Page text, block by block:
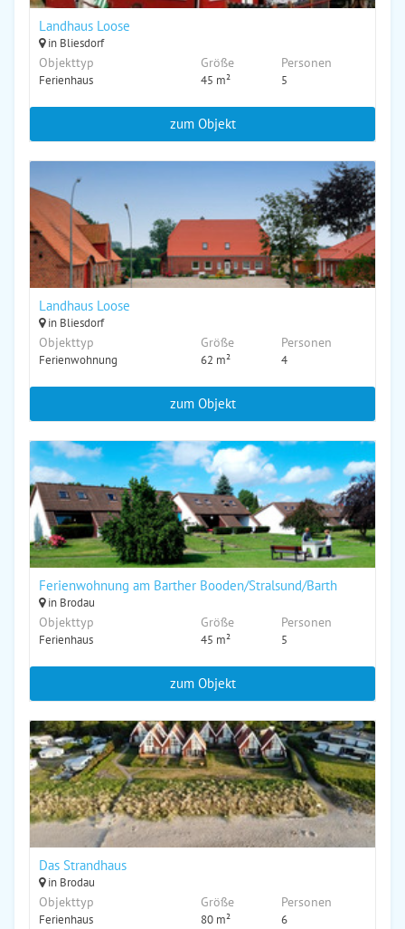
Landhaus Loose
in Bliesdorf
Objekttyp
Ferienhaus
Größe
45 m²
Personen
5
zum Objekt
Landhaus Loose
in Bliesdorf
Objekttyp
Ferienwohnung
Größe
62 m²
Personen
4
zum Objekt
Ferienwohnung am Barther Booden/Stralsund/Barth
in Brodau
Objekttyp
Ferienhaus
Größe
45 m²
Personen
5
zum Objekt
Das Strandhaus
in Brodau
Objekttyp
Ferienhaus
Größe
80 m²
Personen
6